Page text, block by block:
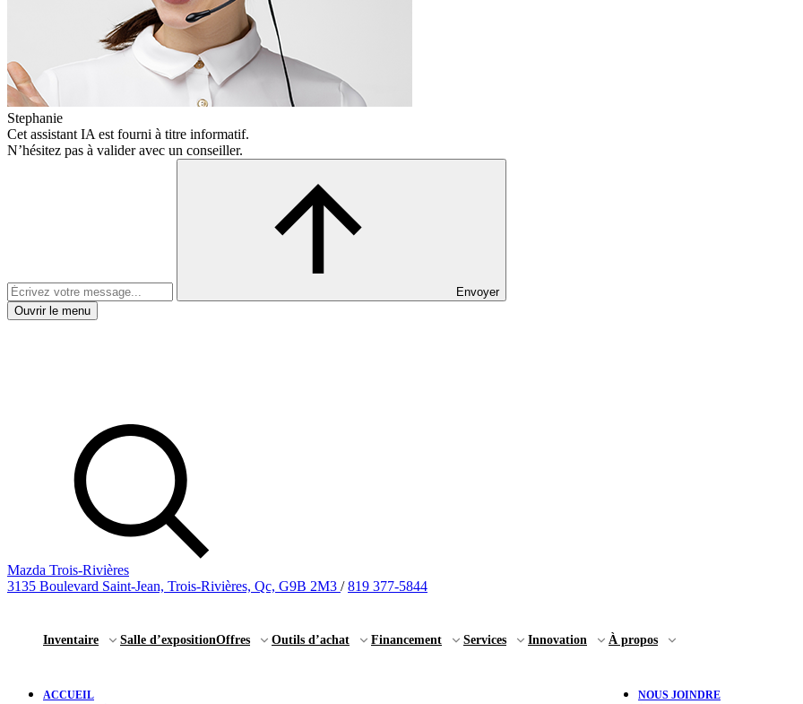
Stephanie
Cet assistant IA est fourni à titre informatif.
N’hésitez pas à valider avec un conseiller.
Envoyer
Ouvrir le menu
Mazda Trois-Rivières
3135 Boulevard Saint-Jean, Trois-Rivières, Qc, G9B 2M3 / 819 377-5844
Inventaire Salle d’expositionOffres Outils d’achat Financement Services Innovation À propos
ACCUEIL
NOUS JOINDRE